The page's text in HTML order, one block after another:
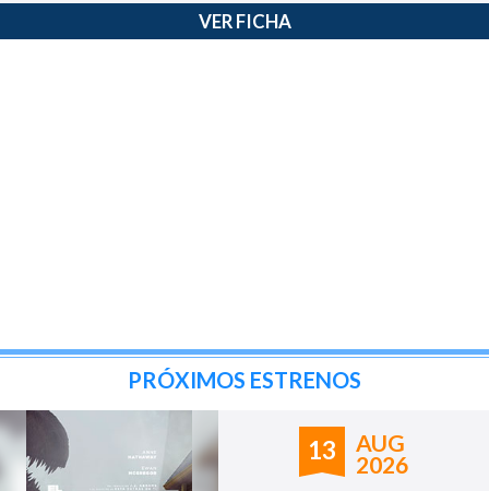
VER FICHA
PRÓXIMOS ESTRENOS
13
AUG
2026